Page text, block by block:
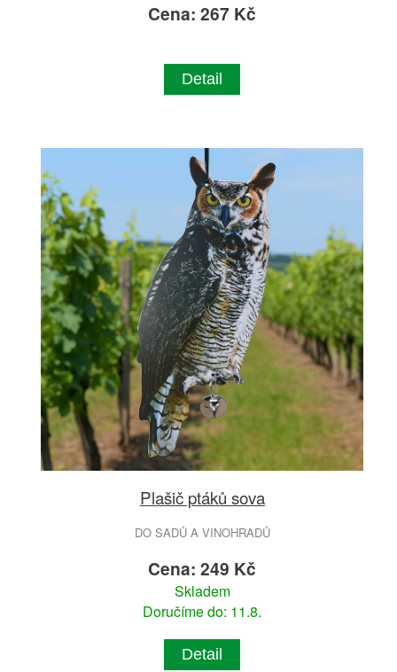
Cena: 267 Kč
Detail
Plašič ptáků sova
DO SADŮ A VINOHRADŮ
Cena: 249 Kč
Skladem
Doručíme do: 11.8.
Detail